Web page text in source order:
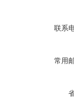
联系
常用